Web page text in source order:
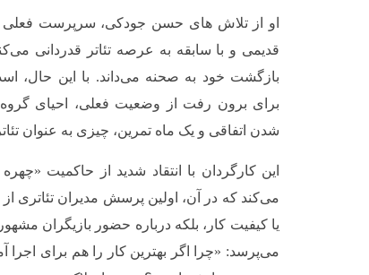
او از تلاش های حسن جودکی، سرپرست فعلی
قدیمی و با سابقه به عرصه تئاتر قدردانی
بازگشت خود به صحنه می‌داند. با این حال،
برای برون رفت از وضعیت فعلی، احیای
شدن اتفاقی و یک ماه تمرین، چیزی به عنوان
این کارگردان با انتقاد شدید از حاکمیت
می‌کند که در آن، اولین پرسش مدیران تئاتری از
یا کیفیت کار، بلکه درباره حضور بازیگران
می‌پرسد: «چرا اگر بهترین کار را هم برای اجرا